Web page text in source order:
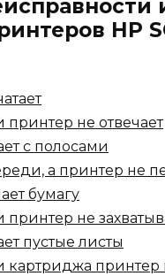
HP
принтер не отвечает
с полосами
а принтер не
бумагу
принтер не
пустые листы
картриджа принтер